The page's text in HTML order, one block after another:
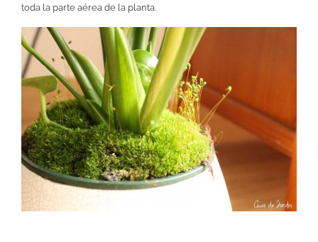
toda la parte aérea de la planta.